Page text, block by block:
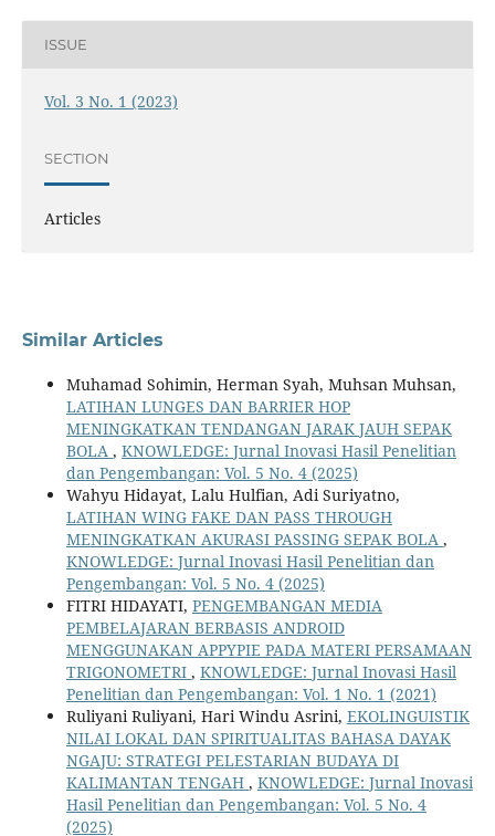
ISSUE
Vol. 3 No. 1 (2023)
SECTION
Articles
Similar Articles
Muhamad Sohimin, Herman Syah, Muhsan Muhsan,
LATIHAN LUNGES DAN BARRIER HOP
MENINGKATKAN TENDANGAN JARAK JAUH SEPAK
BOLA , KNOWLEDGE: Jurnal Inovasi Hasil Penelitian
dan Pengembangan: Vol. 5 No. 4 (2025)
Wahyu Hidayat, Lalu Hulfian, Adi Suriyatno,
LATIHAN WING FAKE DAN PASS THROUGH
MENINGKATKAN AKURASI PASSING SEPAK BOLA ,
KNOWLEDGE: Jurnal Inovasi Hasil Penelitian dan
Pengembangan: Vol. 5 No. 4 (2025)
FITRI HIDAYATI, PENGEMBANGAN MEDIA
PEMBELAJARAN BERBASIS ANDROID
MENGGUNAKAN APPYPIE PADA MATERI PERSAMAAN
TRIGONOMETRI , KNOWLEDGE: Jurnal Inovasi Hasil
Penelitian dan Pengembangan: Vol. 1 No. 1 (2021)
Ruliyani Ruliyani, Hari Windu Asrini, EKOLINGUISTIK
NILAI LOKAL DAN SPIRITUALITAS BAHASA DAYAK
NGAJU: STRATEGI PELESTARIAN BUDAYA DI
KALIMANTAN TENGAH , KNOWLEDGE: Jurnal Inovasi
Hasil Penelitian dan Pengembangan: Vol. 5 No. 4
(2025)